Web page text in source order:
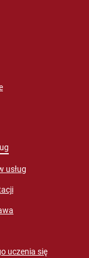
usług
uczenia się